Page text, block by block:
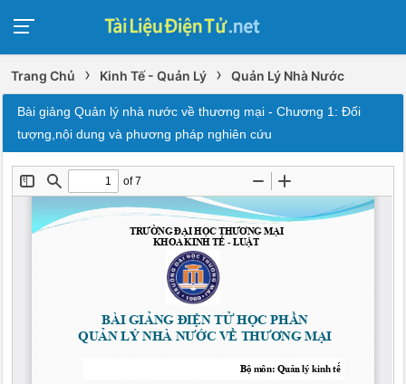
Trang Chủ › Kinh Tế - Quản Lý › Quản Lý Nhà Nước
Bài giảng Quản lý nhà nước về thương mại - Chương 1: Đối
tượng,nội dung và phương pháp nghiên cứu